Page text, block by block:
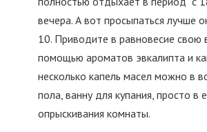
вечера. А вот просыпаться лучше
Приводите в равновесие свою
помощью ароматов эвкалипта и
несколько капель масел можно в
пола, ванну для купания, просто в
опрыскивания комнаты.